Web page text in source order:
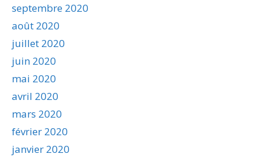
septembre 2020
août 2020
juillet 2020
juin 2020
mai 2020
avril 2020
mars 2020
février 2020
janvier 2020